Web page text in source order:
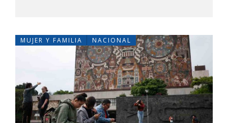
MUJER Y FAMILIA NACIONAL